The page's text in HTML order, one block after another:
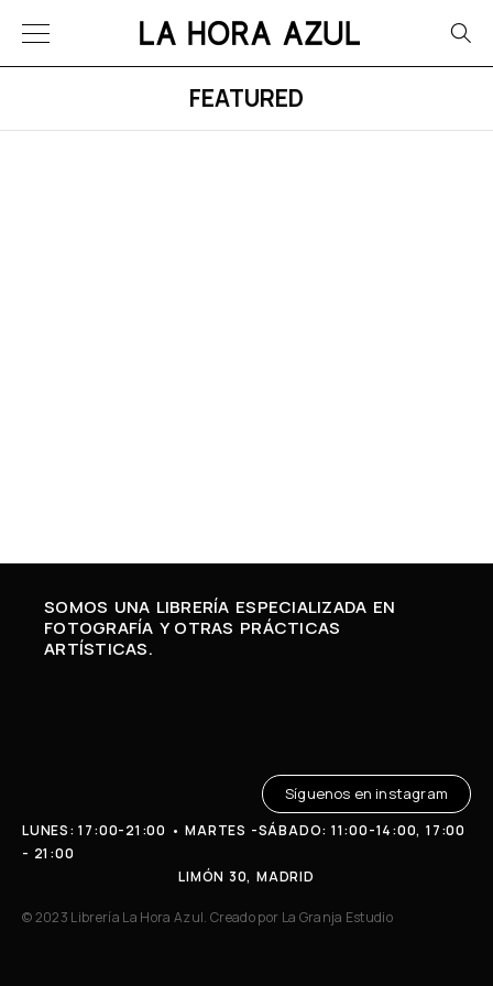
FEATURED
SOMOS UNA LIBRERÍA ESPECIALIZADA EN
FOTOGRAFÍA Y OTRAS PRÁCTICAS
ARTÍSTICAS.
© 2023 Librería La Hora Azul. Creado por La Granja Estudio
LUNES: 17:00-21:00 • MARTES -SÁBADO: 11:00-14:00, 17:00
- 21:00
LIMÓN 30, MADRID
Síguenos en instagram